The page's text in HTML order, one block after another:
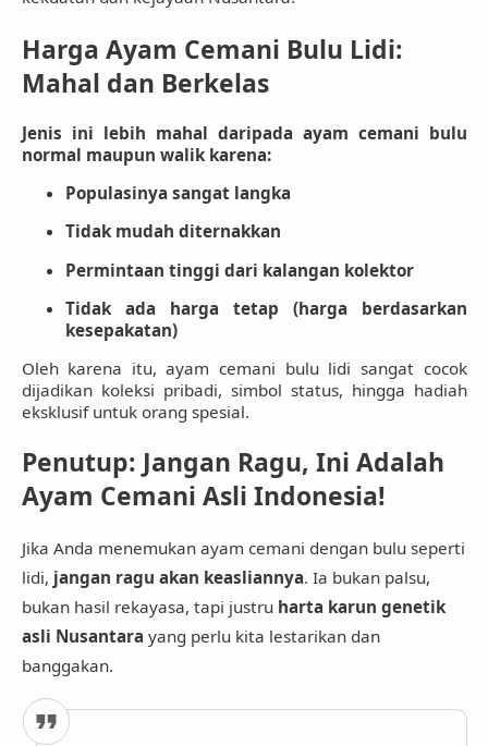
Harga Ayam Cemani Bulu Lidi:
Mahal dan Berkelas
Jenis ini lebih mahal daripada ayam cemani bulu
normal maupun walikkarena:
Populasinya sangat langka
Tidak mudah diternakkan
Permintaan tinggi dari kalangan kolektor
Tidak ada harga tetap (harga berdasarkan
kesepakatan)
Oleh karena itu,ayam cemani bulu lidi sangat cocok
dijadikan koleksi pribadi, simbol status, hingga hadiah
eksklusif untuk orang spesial.
Penutup: Jangan Ragu, Ini Adalah
Ayam Cemani Asli Indonesia!
Jika Anda menemukan ayam cemani dengan bulu seperti
lidi, jangan ragu akan keasliannya. Ia bukan palsu,
bukan hasil rekayasa, tapi justru harta karun genetik
asli Nusantara yang perlu kita lestarikan dan
banggakan.